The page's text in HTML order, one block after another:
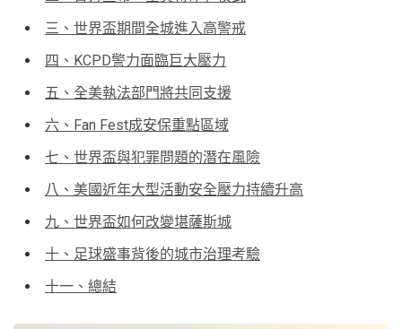
三、世界盃期間全城進入高警戒
四、KCPD警力面臨巨大壓力
五、全美執法部門將共同支援
六、Fan Fest成安保重點區域
七、世界盃與犯罪問題的潛在風險
八、美國近年大型活動安全壓力持續升高
九、世界盃如何改變堪薩斯城
十、足球盛事背後的城市治理考驗
十一、總結